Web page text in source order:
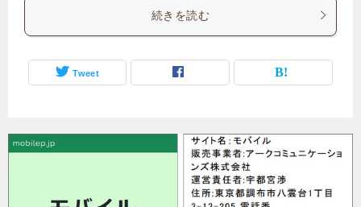
続きを読む
Tweet